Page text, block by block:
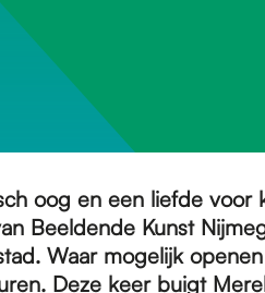
oog en een liefde voor
Beeldende Kunst
Waar mogelijk
Deze keer buigt